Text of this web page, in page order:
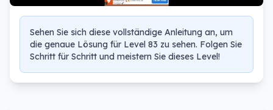
Sehen Sie sich diese vollständige Anleitung an, um
die genaue Lösung für Level 83 zu sehen. Folgen Sie
Schritt für Schritt und meistern Sie dieses Level!